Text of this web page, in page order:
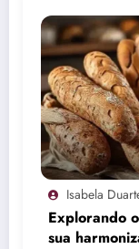
Isabela
Explorando
sua